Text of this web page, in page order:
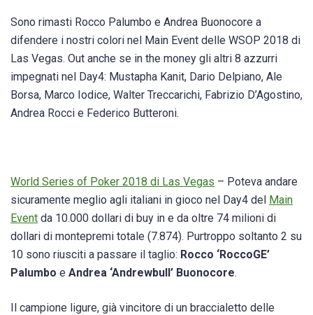
Sono rimasti Rocco Palumbo e Andrea Buonocore a
difendere i nostri colori nel Main Event delle WSOP 2018 di
Las Vegas. Out anche se in the money gli altri 8 azzurri
impegnati nel Day4: Mustapha Kanit, Dario Delpiano, Ale
Borsa, Marco Iodice, Walter Treccarichi, Fabrizio D’Agostino,
Andrea Rocci e Federico Butteroni.
World Series of Poker 2018 di Las Vegas – Poteva andare
sicuramente meglio agli italiani in gioco nel Day4 del
Main
Event da 10.000 dollari di buy in e da oltre 74 milioni di
dollari di montepremi totale (7.874). Purtroppo soltanto 2 su
10 sono riusciti a passare il taglio: Rocco ‘RoccoGE’
Palumbo e Andrea ‘Andrewbull’ Buonocore.
Il campione ligure, già vincitore di un braccialetto delle